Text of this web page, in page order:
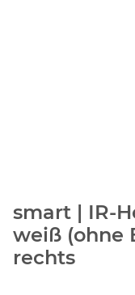
smart | IR-
weiß (ohne
rechts